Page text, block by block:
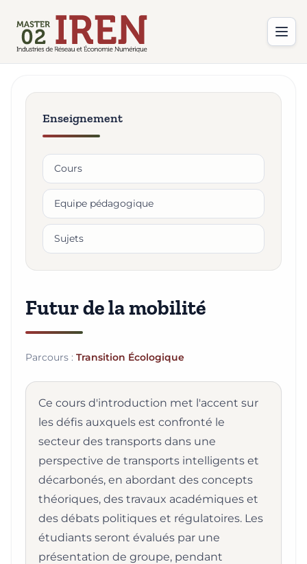
Enseignement
Cours
Equipe pédagogique
Sujets
Futur de la mobilité
Parcours : Transition Écologique
Ce cours d'introduction met l'accent sur
les défis auxquels est confronté le
secteur des transports dans une
perspective de transports intelligents et
décarbonés, en abordant des concepts
théoriques, des travaux académiques et
des débats politiques et régulatoires. Les
étudiants seront évalués par une
présentation de groupe, pendant